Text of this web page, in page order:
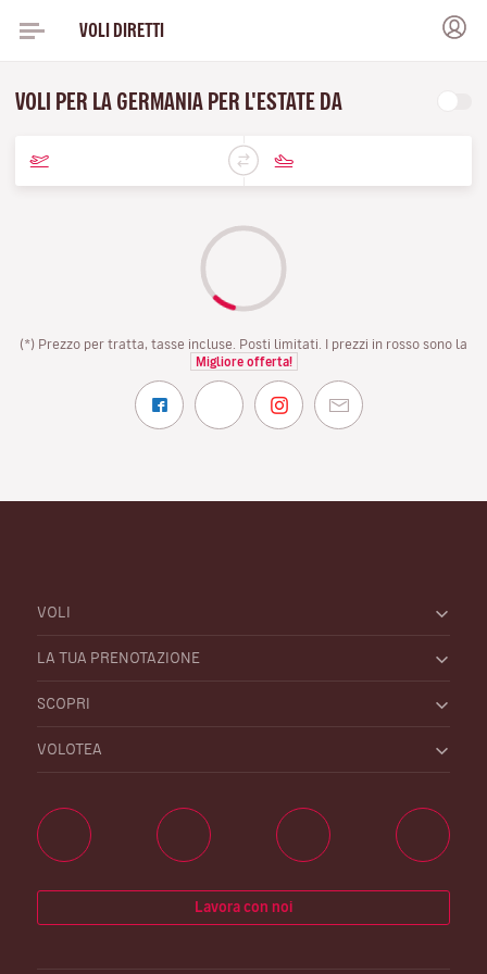
VOLI DIRETTI
VOLI PER LA GERMANIA PER L'ESTATE DA
(*) Prezzo per tratta, tasse incluse. Posti limitati. I prezzi in rosso sono la
Migliore offerta!
VOLI
LA TUA PRENOTAZIONE
SCOPRI
VOLOTEA
Lavora con noi